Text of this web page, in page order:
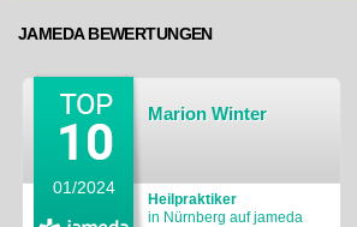
JAMEDA BEWERTUNGEN
Marion Winter
Heilpraktiker
in Nürnberg auf jameda
01/2024